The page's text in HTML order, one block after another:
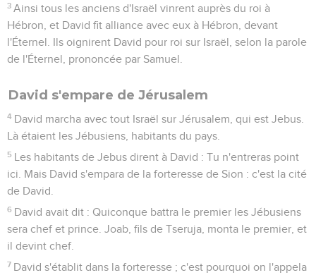
3 Ainsi tous les anciens d'Israël vinrent auprès du roi à
Hébron, et David fit alliance avec eux à Hébron, devant
l'Éternel. Ils oignirent David pour roi sur Israël, selon la parole
de l'Éternel, prononcée par Samuel.
David s'empare de Jérusalem
4 David marcha avec tout Israël sur Jérusalem, qui est Jebus.
Là étaient les Jébusiens, habitants du pays.
5 Les habitants de Jebus dirent à David : Tu n'entreras point
ici. Mais David s'empara de la forteresse de Sion : c'est la cité
de David.
6 David avait dit : Quiconque battra le premier les Jébusiens
sera chef et prince. Joab, fils de Tseruja, monta le premier, et
il devint chef.
7 David s'établit dans la forteresse ; c'est pourquoi on l'appela